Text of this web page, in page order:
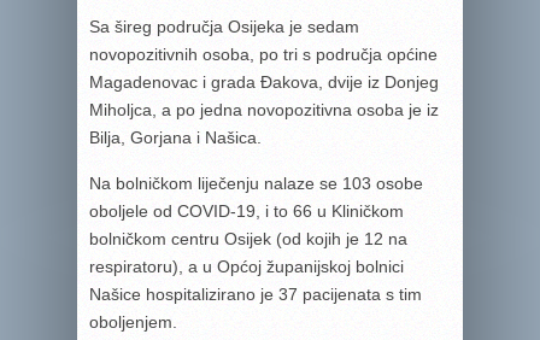
Sa šireg područja Osijeka je sedam
novopozitivnih osoba, po tri s područja općine
Magadenovac i grada Đakova, dvije iz Donjeg
Miholjca, a po jedna novopozitivna osoba je iz
Bilja, Gorjana i Našica.
Na bolničkom liječenju nalaze se 103 osobe
oboljele od COVID-19, i to 66 u Kliničkom
bolničkom centru Osijek (od kojih je 12 na
respiratoru), a u Općoj županijskoj bolnici
Našice hospitalizirano je 37 pacijenata s tim
oboljenjem.